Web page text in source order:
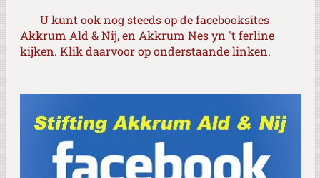
U kunt ook nog steeds op de facebooksites
Akkrum Ald & Nij, en Akkrum Nes yn 't ferline
kijken. Klik daarvoor op onderstaande linken.